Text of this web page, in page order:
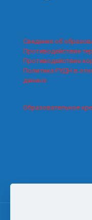
Сведения об
Противодействие
Противодействие
Политика РУДН в
данных
Образовательное